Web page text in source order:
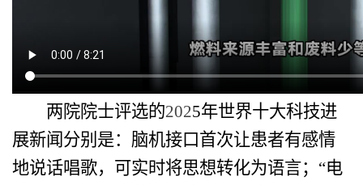
两院院士评选的2025年世界十大科技进
展新闻分别是：脑机接口首次让患者有感情
地说话唱歌，可实时将思想转化为语言； “电